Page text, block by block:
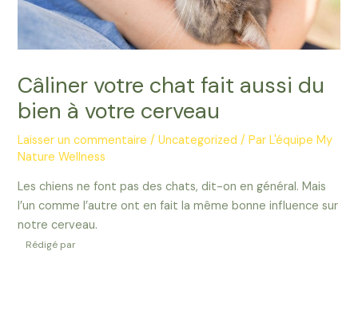
Câliner votre chat fait aussi du
bien à votre cerveau
Laisser un commentaire /Uncategorized / ParL'équipe My
Nature Wellness
Les chiens ne font pas des chats, dit-on en général. Mais
l’un comme l’autre ont en fait la même bonne influence sur
notre cerveau.
Rédigé par